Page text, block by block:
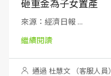
來源：經濟日報 ...
繼續閱讀
通過 杜慧文 （客服人員）